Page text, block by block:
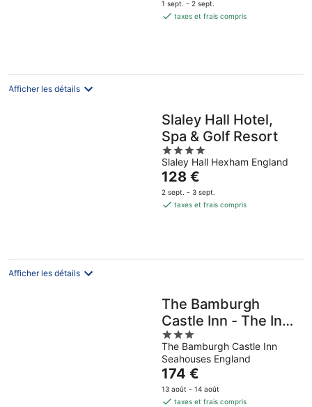
est
1 sept. - 2 sept.
taxes et frais compris
Afficher les détails
Slaley Hall Hotel,
Spa & Golf Resort
4
out
of
5
Slaley Hall Hexham England
Le
prix
est
nuit
128 €
2 sept. - 3 sept.
taxes et frais compris
Afficher les détails
The Bamburgh
Castle Inn - The Inn
Collection Group
3
out
of
5
The Bamburgh Castle Inn
Seahouses England
Le
prix
est
174 €
13 août - 14 août
taxes et frais compris